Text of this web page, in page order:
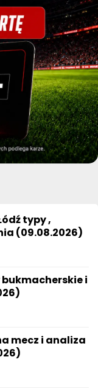
typy ,
(09.08.2026)
bukmacherskie i
mecz i analiza